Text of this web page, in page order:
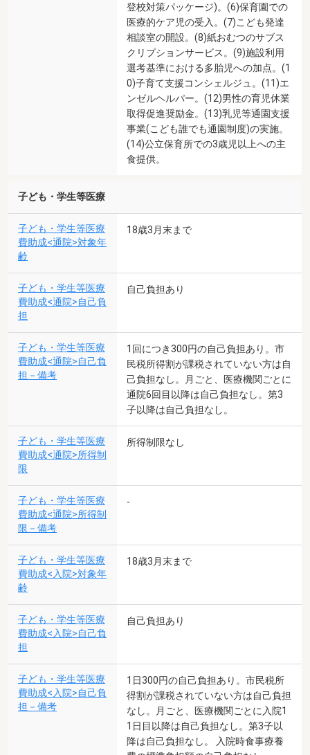
登校対策パッケージ)。(6)保育園での
医療的ケア児の受入。(7)こども発達
相談室の開設。(8)紙おむつのサブス
クリプションサービス。(9)施設利用
選考基準における多胎児への加点。(1
0)子育て支援コンシェルジュ。(11)エ
ンゼルヘルパー。(12)男性の育児休業
取得促進奨励金。(13)乳児等通園支援
事業(こども誰でも通園制度)の実施。
(14)公立保育所での3歳児以上への主
食提供。
子ども・学生等医療
子ども・学生等医療
費助成<通院>対象年
齢
18歳3月末まで
子ども・学生等医療
費助成<通院>自己負
担
自己負担あり
子ども・学生等医療
費助成<通院>自己負
担－備考
1回につき300円の自己負担あり。市
民税所得割が課税されていない方は自
己負担なし。月ごと、医療機関ごとに
通院6回目以降は自己負担なし。第3
子以降は自己負担なし。
子ども・学生等医療
費助成<通院>所得制
限
所得制限なし
子ども・学生等医療
費助成<通院>所得制
限－備考
-
子ども・学生等医療
費助成<入院>対象年
齢
18歳3月末まで
子ども・学生等医療
費助成<入院>自己負
担
自己負担あり
子ども・学生等医療
費助成<入院>自己負
担－備考
1日300円の自己負担あり。市民税所
得割が課税されていない方は自己負担
なし。月ごと、医療機関ごとに入院1
1日目以降は自己負担なし。第3子以
降は自己負担なし。 入院時食事療養